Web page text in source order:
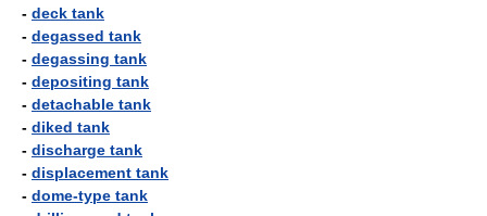
- deck tank
- degassed tank
- degassing tank
- depositing tank
- detachable tank
- diked tank
- discharge tank
- displacement tank
- dome-type tank